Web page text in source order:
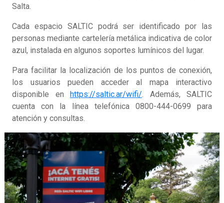
Salta.
Cada espacio SALTIC podrá ser identificado por las
personas mediante cartelería metálica indicativa de color
azul, instalada en algunos soportes lumínicos del lugar.
Para facilitar la localización de los puntos de conexión,
los usuarios pueden acceder al mapa interactivo
disponible en
https://saltic.ar/wifi/. Además, SALTIC
cuenta con la línea telefónica 0800-444-0699 para
atención y consultas.